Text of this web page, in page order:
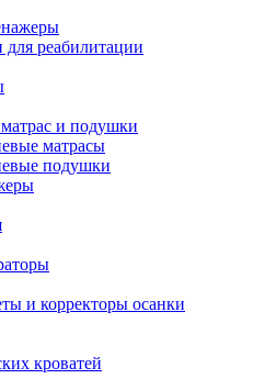
реабилитации
и подушки
матрасы
подушки
и корректоры осанки
кроватей